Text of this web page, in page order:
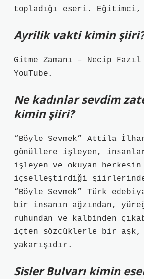
topladığı eseri. Eğitimci,
Ayrilik vakti kimin şiiri?
Gitme Zamanı – Necip
YouTube.
Ne kadınlar sevdim
kimin şiiri?
“Böyle Sevmek” Attila
gönüllere işleyen,
işleyen ve okuyan herkesin
içselleştirdiği
“Böyle Sevmek” Türk
bir insanın ağzından,
ruhundan ve kalbinden
içten sözcüklerle bir
yakarışıdır.
Sisler Bulvarı kimin